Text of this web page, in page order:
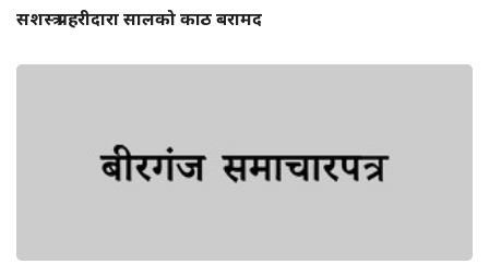
सशस्त्र प्रहरीदारा सालको काठ बरामद